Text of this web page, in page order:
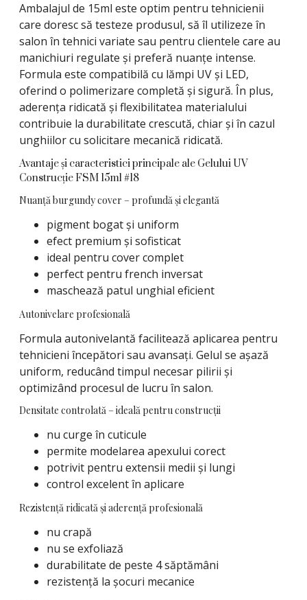
Ambalajul de 15ml este optim pentru tehnicienii
care doresc să testeze produsul, să îl utilizeze în
salon în tehnici variate sau pentru clientele care au
manichiuri regulate și preferă nuanțe intense.
Formula este compatibilă cu lămpi UV și LED,
oferind o polimerizare completă și sigură. În plus,
aderența ridicată și flexibilitatea materialului
contribuie la durabilitate crescută, chiar și în cazul
unghiilor cu solicitare mecanică ridicată.
Avantaje și caracteristici principale ale Gelului UV
Construcție FSM 15ml #18
Nuanță burgundy cover – profundă și elegantă
pigment bogat și uniform
efect premium și sofisticat
ideal pentru cover complet
perfect pentru french inversat
maschează patul unghial eficient
Autonivelare profesională
Formula autonivelantă facilitează aplicarea pentru
tehnicieni începători sau avansați. Gelul se așază
uniform, reducând timpul necesar pilirii și
optimizând procesul de lucru în salon.
Densitate controlată – ideală pentru construcții
nu curge în cuticule
permite modelarea apexului corect
potrivit pentru extensii medii și lungi
control excelent în aplicare
Rezistență ridicată și aderență profesională
nu crapă
nu se exfoliază
durabilitate de peste 4 săptămâni
rezistență la șocuri mecanice